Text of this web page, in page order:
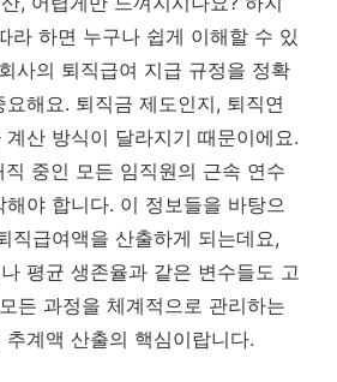
라 하면 누구나 쉽게 이해할 수 있
사의 퇴직급여 지급 규정을 정확
해요. 퇴직금 제도인지, 퇴직연
산 방식이 달라지기 때문이에요.
중인 모든 임직원의 근속 연수
야 합니다. 이 정보들을 바탕으
직급여액을 산출하게 되는데요,
평균 생존율과 같은 변수들도 고
든 과정을 체계적으로 관리하는
계액 산출의 핵심이랍니다.